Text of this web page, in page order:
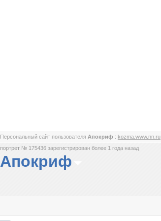
Персональный сайт пользователя Апокриф : kozma.www.nn.ru
портрет № 175436 зарегистрирован более 1 года назад
Апокриф